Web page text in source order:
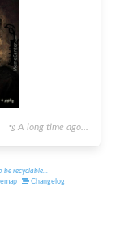
A long time ago...
be recyclable...
Changelog